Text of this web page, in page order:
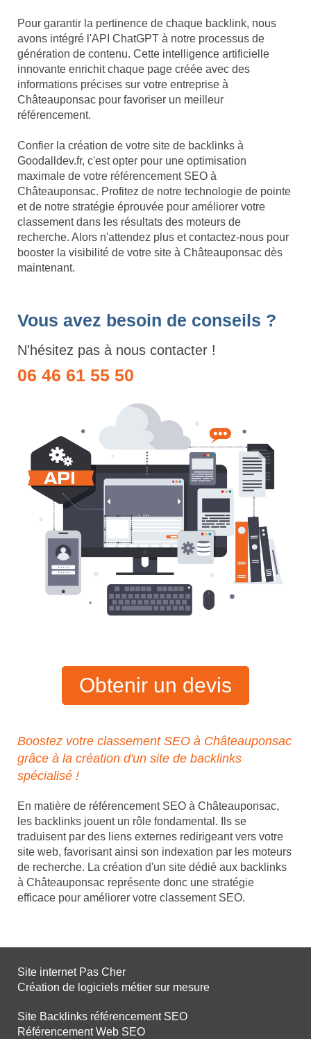
Pour garantir la pertinence de chaque backlink, nous
avons intégré l'API ChatGPT à notre processus de
génération de contenu. Cette intelligence artificielle
innovante enrichit chaque page créée avec des
informations précises sur votre entreprise à
Châteauponsac pour favoriser un meilleur
référencement.
Confier la création de votre site de backlinks à
Goodalldev.fr, c'est opter pour une optimisation
maximale de votre référencement SEO à
Châteauponsac. Profitez de notre technologie de pointe
et de notre stratégie éprouvée pour améliorer votre
classement dans les résultats des moteurs de
recherche. Alors n'attendez plus et contactez-nous pour
booster la visibilité de votre site à Châteauponsac dès
maintenant.
Vous avez besoin de conseils ?
N'hésitez pas à nous contacter !
06 46 61 55 50
Obtenir un devis
Boostez votre classement SEO à Châteauponsac
grâce à la création d'un site de backlinks
spécialisé !
En matière de référencement SEO à Châteauponsac,
les backlinks jouent un rôle fondamental. Ils se
traduisent par des liens externes redirigeant vers votre
site web, favorisant ainsi son indexation par les moteurs
de recherche. La création d'un site dédié aux backlinks
à Châteauponsac représente donc une stratégie
efficace pour améliorer votre classement SEO.
Site internet Pas Cher
Création de logiciels métier sur mesure
Site Backlinks référencement SEO
Référencement Web SEO